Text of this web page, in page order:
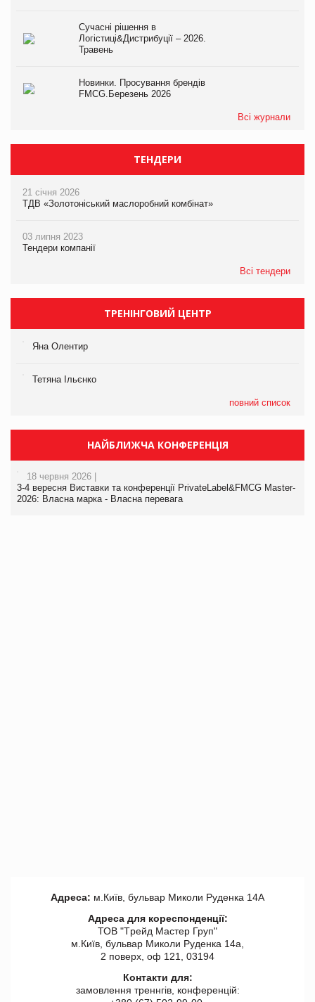
Сучасні рішення в
Логістиці&Дистрибуції – 2026.
Травень
Новинки. Просування брендів
FMCG.Березень 2026
Всі журнали
ТЕНДЕРИ
21 січня 2026
ТДВ «Золотоніський маслоробний комбінат»
03 липня 2023
Тендери компанії
Всі тендери
ТРЕНІНГОВИЙ ЦЕНТР
Яна Олентир
Тетяна Ільєнко
повний список
НАЙБЛИЖЧА КОНФЕРЕНЦІЯ
18 червня 2026 |
3-4 вересня Виставки та конференції PrivateLabel&FMCG Master-
2026: Власна марка - Власна перевага
Адреса: м.Київ, бульвар Миколи Руденка 14А
Адреса для кореспонденції:
ТОВ "Tрейд Мастер Груп"
м.Київ, бульвар Миколи Руденка 14а,
2 поверх, оф 121, 03194
Контакти для:
замовлення треннгів, конференцій: